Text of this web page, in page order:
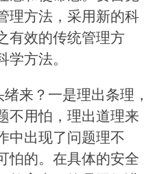
理方法，采用新的科
有效的传统管理方
方法。
？一是理出条理，
不用怕，理出道理来
中出现了问题理不
怕的。在具体的安全